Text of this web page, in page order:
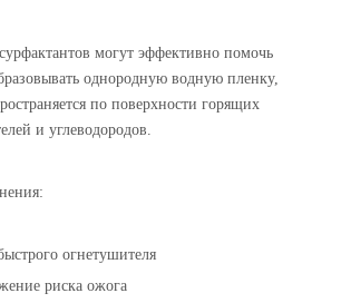
могут эффективно помочь
однородную водную пленку,
по поверхности горящих
и углеводородов.
огнетушителя
риска ожога